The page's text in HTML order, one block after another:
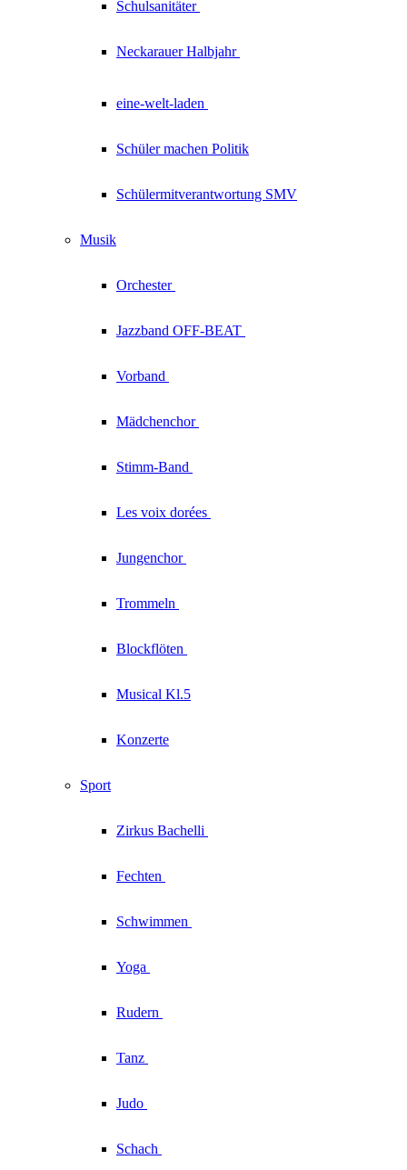
Schulsanitäter
NeckarauerHalbjahr
eine-welt-laden
Schüler machen Politik
Schülermitverantwortung SMV
Musik
Orchester
Jazzband OFF-BEAT
Vorband
Mädchenchor
Stimm-Band
Les voix dorées
Jungenchor
Trommeln
Blockflöten
Musical Kl.5
Konzerte
Sport
Zirkus Bachelli
Fechten
Schwimmen
Yoga
Rudern
Tanz
Judo
Schach